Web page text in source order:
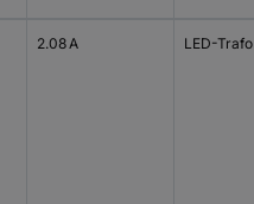
2.08 A LED-Trafo